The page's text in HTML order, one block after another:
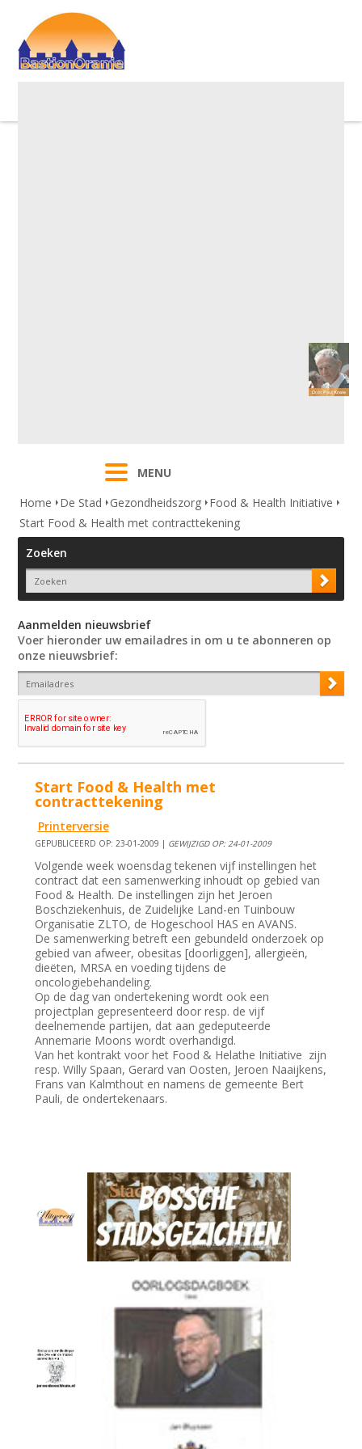
MENU
Home
De Stad Gezondheidszorg Food & Health Initiative
Start Food & Health met contracttekening
Zoeken
Aanmelden nieuwsbrief
Voer hieronder uw emailadres in om u te abonneren op
onze nieuwsbrief:
Start Food & Health met
contracttekening
Printerversie
GEPUBLICEERD OP: 23-01-2009 | GEWIJZIGD OP: 24-01-2009
Volgende week woensdag tekenen vijf instellingen het
contract dat een samenwerking inhoudt op gebied van
Food & Health. De instellingen zijn het Jeroen
Boschziekenhuis, de Zuidelijke Land-en Tuinbouw
Organisatie ZLTO, de Hogeschool HAS en AVANS.
De samenwerking betreft een gebundeld onderzoek op
gebied van afweer, obesitas [doorliggen], allergieën,
dieëten, MRSA en voeding tijdens de
oncologiebehandeling.
Op de dag van ondertekening wordt ook een
projectplan gepresenteerd door resp. de vijf
deelnemende partijen, dat aan gedeputeerde
Annemarie Moons wordt overhandigd.
Van het kontrakt voor het Food & Helathe Initiative zijn
resp. Willy Spaan, Gerard van Oosten, Jeroen Naaijkens,
Frans van Kalmthout en namens de gemeente Bert
Pauli, de ondertekenaars.